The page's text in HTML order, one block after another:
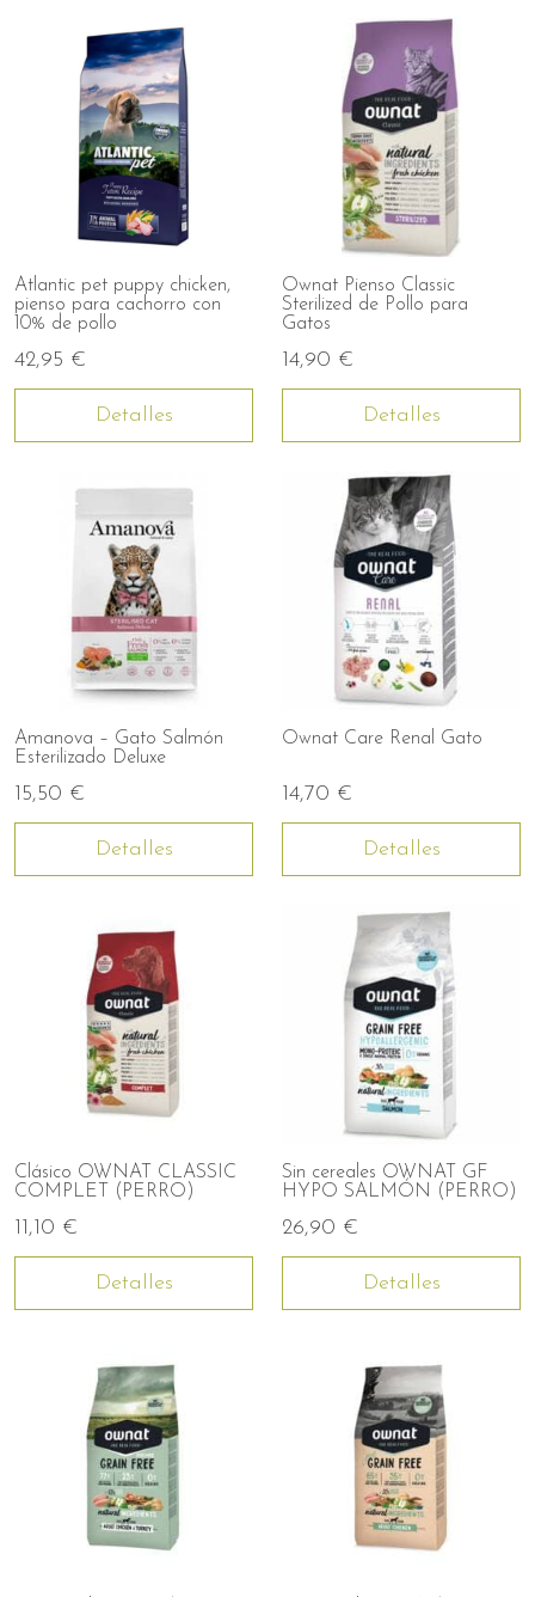
Atlantic pet puppy chicken,
pienso para cachorro con
10% de pollo
42,95 €
Detalles
Ownat Pienso Classic
Sterilized de Pollo para
Gatos
14,90 €
Detalles
Amanova – Gato Salmón
Esterilizado Deluxe
15,50 €
Detalles
Ownat Care Renal Gato
14,70 €
Detalles
Clásico OWNAT CLASSIC
COMPLET (PERRO)
11,10 €
Detalles
Sin cereales OWNAT GF
HYPO SALMÓN (PERRO)
26,90 €
Detalles